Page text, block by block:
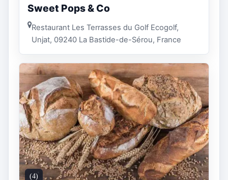
Sweet Pops & Co
Restaurant Les Terrasses du Golf Ecogolf,
Unjat, 09240 La Bastide-de-Sérou, France
(4)